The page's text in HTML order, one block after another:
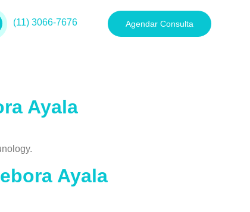
(11) 3066-7676 Agendar Consulta
Ayala
Ayala